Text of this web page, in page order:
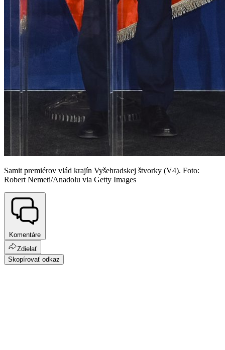
Samit premiérov vlád krajín Vyšehradskej štvorky (V4). Foto:
Robert Nemeti/Anadolu via Getty Images
Komentáre
Zdielať
Skopírovať odkaz